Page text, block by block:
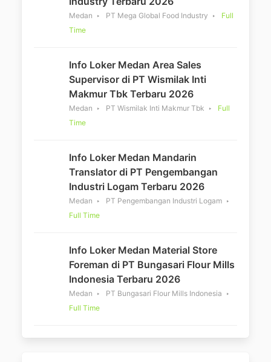
Medan PT Mega Global Food Industry
Full
Time
Info Loker Medan Area Sales
Supervisor di PT Wismilak Inti
Makmur Tbk Terbaru 2026
Medan PT Wismilak Inti Makmur Tbk
Full
Time
Info Loker Medan Mandarin
Translator di PT Pengembangan
Industri Logam Terbaru 2026
Medan
PT Pengembangan Industri Logam
Full Time
Info Loker Medan Material Store
Foreman di PT Bungasari Flour Mills
Indonesia Terbaru 2026
Medan
PT Bungasari Flour Mills Indonesia
Full Time